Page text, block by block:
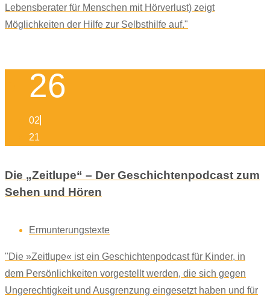
Lebensberater für Menschen mit Hörverlust) zeigt
Möglichkeiten der Hilfe zur Selbsthilfe auf."
26
02
21
Die „Zeitlupe“ – Der Geschichtenpodcast zum
Sehen und Hören
Ermunterungstexte
"Die »Zeitlupe« ist ein Geschichtenpodcast für Kinder, in
dem Persönlichkeiten vorgestellt werden, die sich gegen
Ungerechtigkeit und Ausgrenzung eingesetzt haben und für